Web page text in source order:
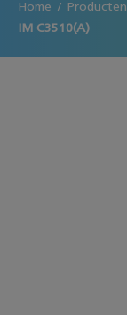
Home Producten
IM C3510(A)